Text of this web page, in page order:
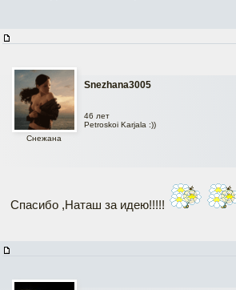
Snezhana3005
Снежана
46 лет
Petroskoi Karjala :))
Спасибо ,Наташ за идею!!!!!